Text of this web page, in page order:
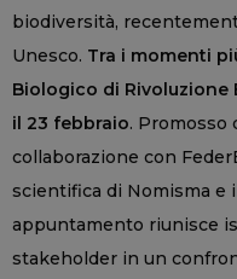
biodiversità,
Unesco. Tra i momenti
Biologico di Rivoluzione
il 23 febbraio. Promosso
collaborazione con
scientifica di Nomisma e
appuntamento riunisce
stakeholder in un